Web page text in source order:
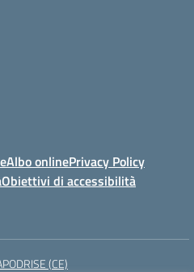
Albo onlinePrivacy Policy
Obiettivi di accessibilità
(CE)